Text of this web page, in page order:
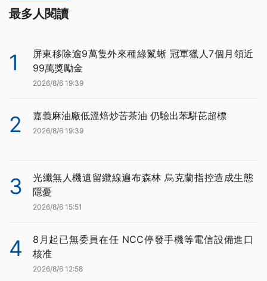
最多人閱讀
1
屏東移除逾9萬隻外來種綠鬣蜥 冠軍獵人7個月領近
99萬獎勵金
2026/8/6 19:39
2 嘉義麻油廠低溫焙炒苦茶油 仍驗出苯駢芘超標
2026/8/6 19:39
3
光纖無人機遺留纜線遍布森林 烏克蘭指控造成生態
隱憂
2026/8/6 15:51
4
8月起已無委員在任 NCC停發手機等電信設備進口
核准
2026/8/6 12:58